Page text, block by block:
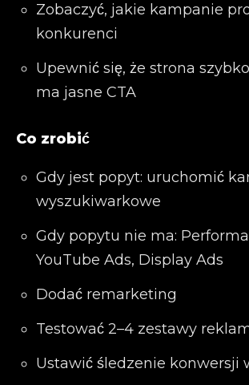
Zobaczyć, jakie kampanie
konkurenci
Upewnić się, że strona
ma jasne CTA
Co zrobić
Gdy jest popyt: uruchomić
wyszukiwarkowe
Gdy popytu nie ma:
YouTube Ads, Display Ads
Dodać remarketing
Testować 2–4 zestawy
Ustawić śledzenie konwersji